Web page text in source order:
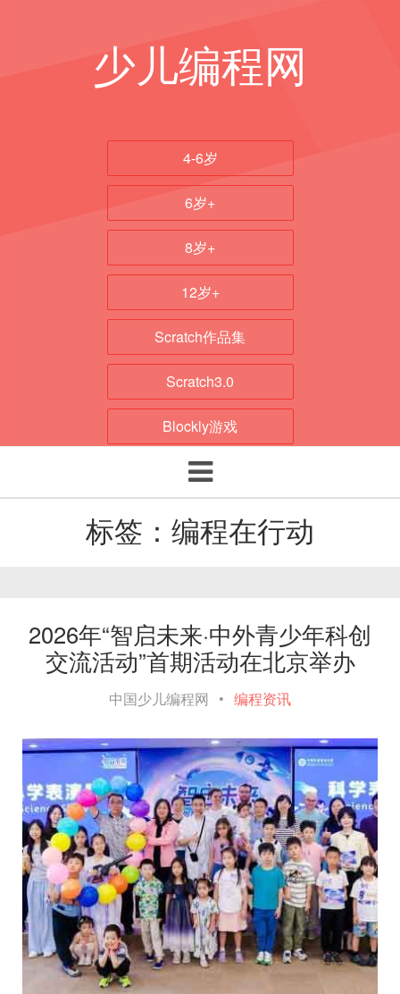
少儿编程网
4-6岁
6岁+
8岁+
12岁+
Scratch作品集
Scratch3.0
Blockly游戏
Toggle navigation
标签：编程在行动
2026年“智启未来·中外青少年科创
交流活动”首期活动在北京举办
中国少儿编程网 • 编程资讯